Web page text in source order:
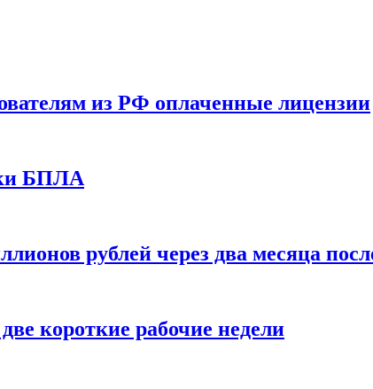
из РФ оплаченные лицензии
БПЛА
рублей через два месяца
короткие рабочие недели